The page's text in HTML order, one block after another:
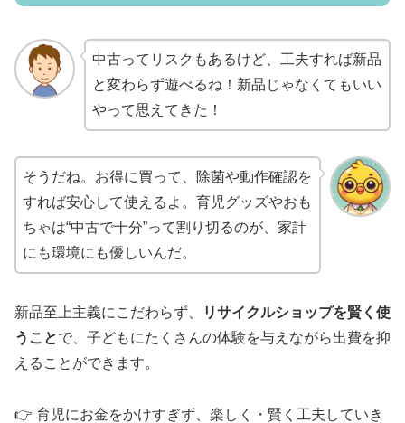
中古ってリスクもあるけど、工夫すれば新品
と変わらず遊べるね！新品じゃなくてもいい
やって思えてきた！
そうだね。お得に買って、除菌や動作確認を
すれば安心して使えるよ。育児グッズやおも
ちゃは“中古で十分”って割り切るのが、家計
にも環境にも優しいんだ。
新品至上主義にこだわらず、
リサイクルショップを賢く使
うことで、子どもにたくさんの体験を与えながら出費を抑
えることができます。
👉 育児にお金をかけすぎず、楽しく・賢く工夫していき